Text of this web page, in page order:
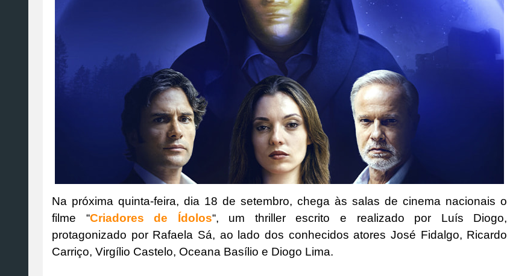
Na próxima quinta-feira, dia 18 de setembro, chega às salas de cinema nacionais o
filme “Criadores de Ídolos“, um thriller escrito e realizado por Luís Diogo,
protagonizado por Rafaela Sá, ao lado dos conhecidos atores José Fidalgo, Ricardo
Carriço, Virgílio Castelo, Oceana Basílio e Diogo Lima.